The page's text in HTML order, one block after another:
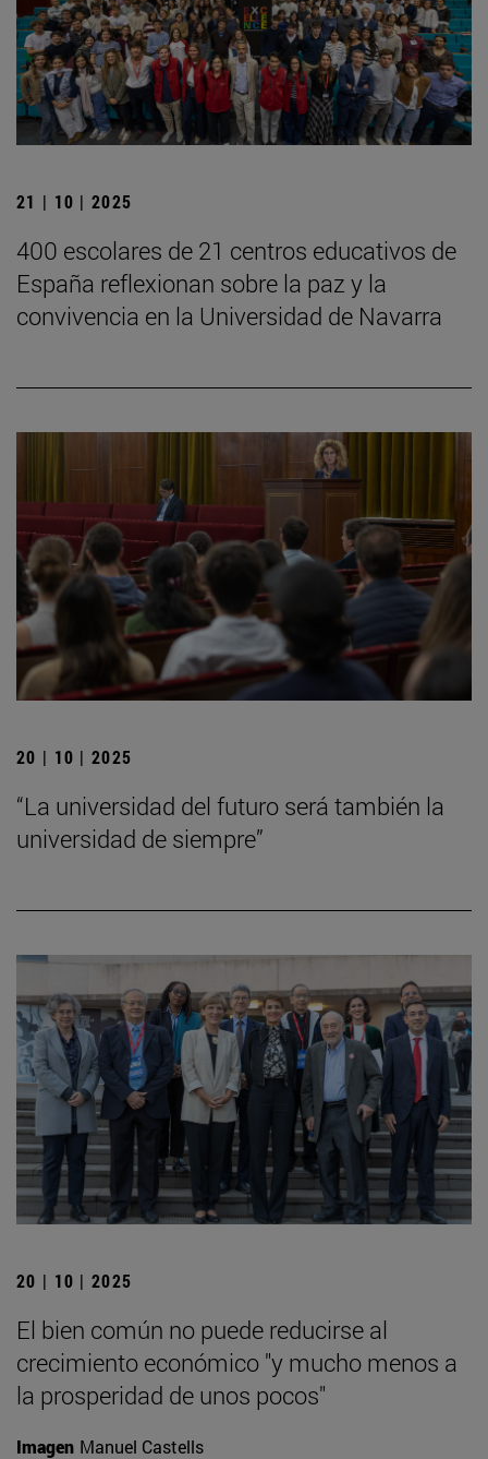
21 | 10 | 2025
400 escolares de 21 centros educativos de
España reflexionan sobre la paz y la
convivencia en la Universidad de Navarra
20 | 10 | 2025
“La universidad del futuro será también la
universidad de siempre”
20 | 10 | 2025
El bien común no puede reducirse al
crecimiento económico "y mucho menos a
la prosperidad de unos pocos"
Imagen Manuel Castells